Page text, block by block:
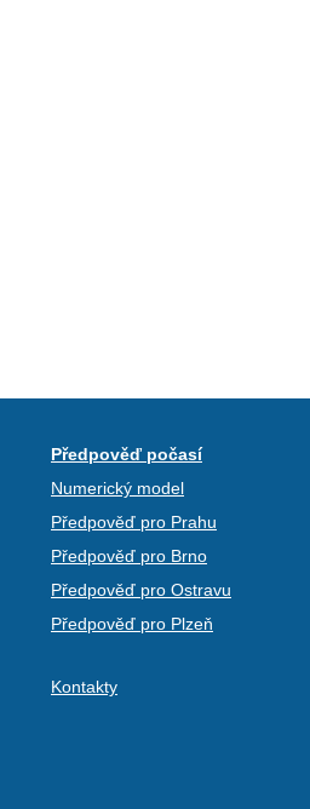
Předpověď počasí
Numerický model
Předpověď pro Prahu
Předpověď pro Brno
Předpověď pro Ostravu
Předpověď pro Plzeň
Kontakty